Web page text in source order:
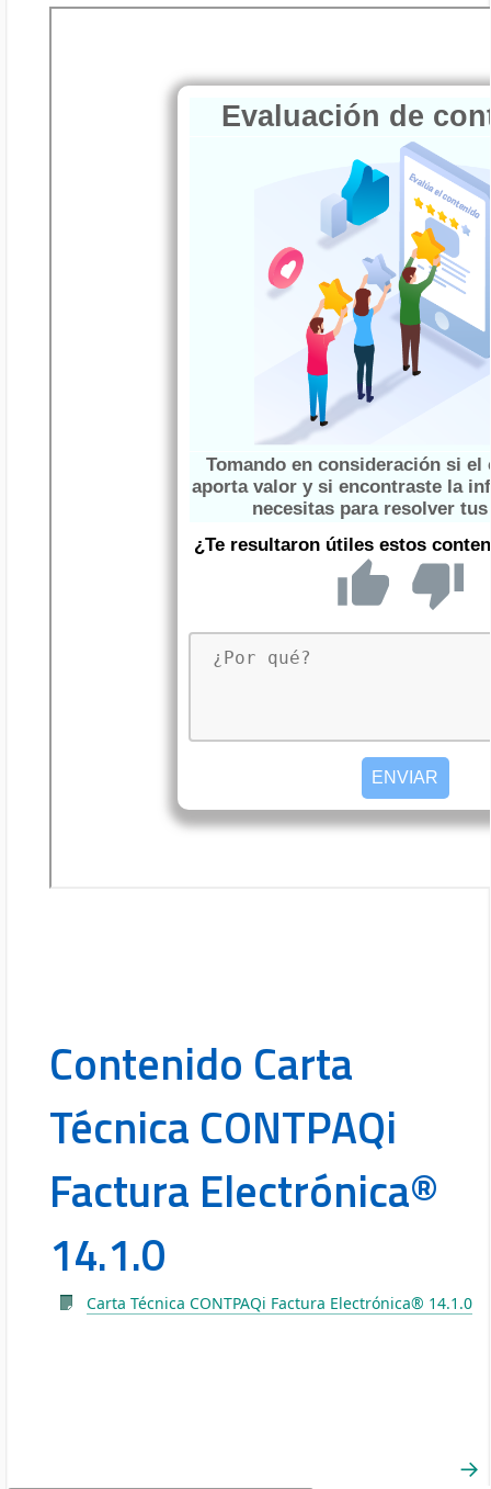
Contenido Carta
Técnica CONTPAQi
Factura Electrónica®
14.1.0
Carta Técnica CONTPAQi Factura Electrónica® 14.1.0